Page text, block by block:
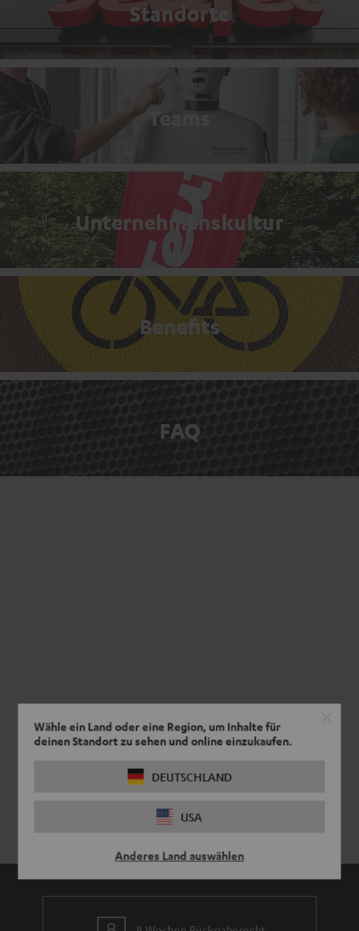
Wähle ein Land oder eine Region, um Inhalte für
deinen Standort zu sehen und online einzukaufen.
DEUTSCHLAND
USA
Anderes Land auswählen
Standorte
Teams
Unternehmenskultur
Benefits
FAQ